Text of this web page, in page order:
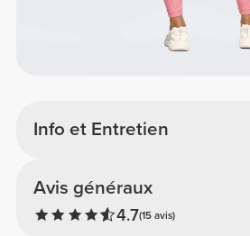
Info et Entretien
Avis généraux
4.7(15 avis)